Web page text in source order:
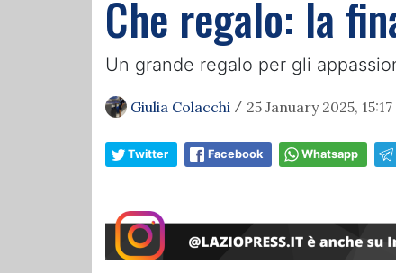
Che regalo: la
Un grande regalo per gli
Giulia Colacchi / 25 January 2025, 15:17
Twitter Facebook Whatsapp